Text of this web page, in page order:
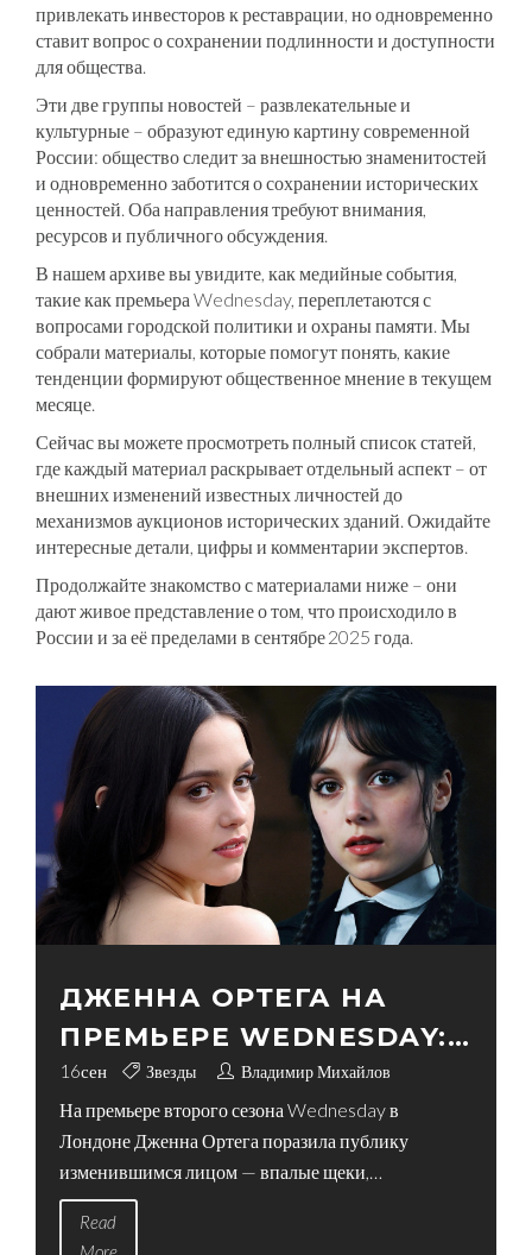
привлекать инвесторов к реставрации, но одновременно
ставит вопрос о сохранении подлинности и доступности
для общества.
Эти две группы новостей – развлекательные и
культурные – образуют единую картину современной
России: общество следит за внешностью знаменитостей
и одновременно заботится о сохранении исторических
ценностей. Оба направления требуют внимания,
ресурсов и публичного обсуждения.
В нашем архиве вы увидите, как медийные события,
такие как премьера Wednesday, переплетаются с
вопросами городской политики и охраны памяти. Мы
собрали материалы, которые помогут понять, какие
тенденции формируют общественное мнение в текущем
месяце.
Сейчас вы можете просмотреть полный список статей,
где каждый материал раскрывает отдельный аспект – от
внешних изменений известных личностей до
механизмов аукционов исторических зданий. Ожидайте
интересные детали, цифры и комментарии экспертов.
Продолжайте знакомство с материалами ниже – они
дают живое представление о том, что происходило в
России и за её пределами в сентябре 2025 года.
ДЖЕННА ОРТЕГА НА
ПРЕМЬЕРЕ WEDNESDAY:
ХИРУРГ ОБЪЯСНИЛ
«ЛИЦО ОЗЕМПИКА», А НЕ
ПЛАСТИКУ
16сен Звезды Владимир Михайлов
На премьере второго сезона Wednesday в
Лондоне Дженна Ортега поразила публику
изменившимся лицом — впалые щеки,
осветленные брови, более резкие черты. Сеть
решила: удалены комки Биша. Но пластический
Read